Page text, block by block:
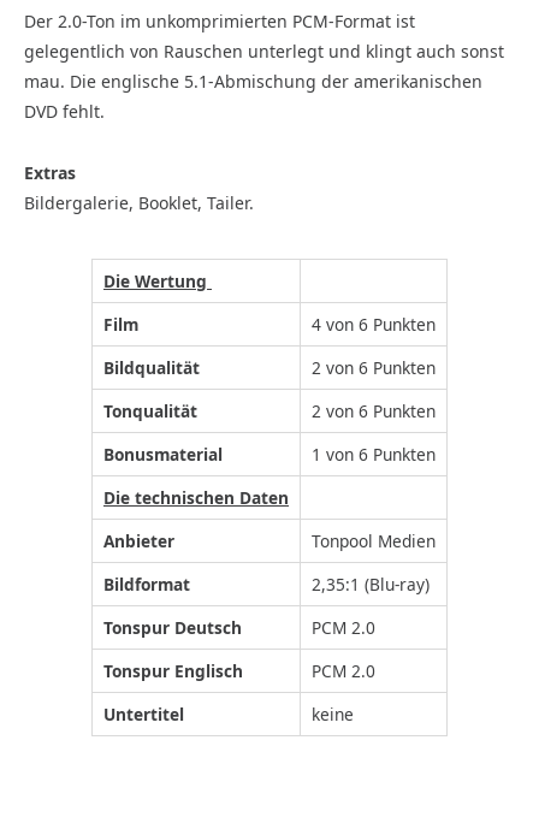
Der 2.0-Ton im unkomprimierten PCM-Format ist
gelegentlich von Rauschen unterlegt und klingt auch sonst
mau. Die englische 5.1-Abmischung der amerikanischen
DVD fehlt.
Extras
Bildergalerie, Booklet, Tailer.
Die Wertung
Film
4 von 6 Punkten
Bildqualität
2 von 6 Punkten
Tonqualität
2 von 6 Punkten
Bonusmaterial
1 von 6 Punkten
Die technischen Daten
Anbieter
Tonpool Medien
Bildformat
2,35:1 (Blu-ray)
Tonspur Deutsch
PCM 2.0
Tonspur Englisch
PCM 2.0
Untertitel
keine